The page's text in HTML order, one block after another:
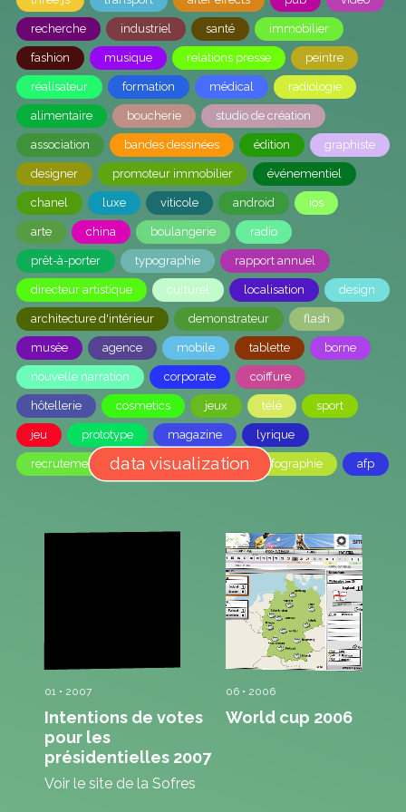
recherche industriel santé immobilier
fashion musique relations presse peintre
réalisateur formation médical radiologie
alimentaire boucherie studio de création
association bandes dessinées édition graphiste
designer promoteur immobilier événementiel
chanel luxe viticole android ios
arte china boulangerie radio
prêt-à-porter typographie rapport annuel
directeur artistique culturel localisation design
architecture d'intérieur demonstrateur flash
musée agence mobile tablette borne
nouvelle narration corporate coiffure
hôtellerie cosmetics jeux télé sport
jeu prototype magazine lyrique
recrutement data visualization infographie afp
01 • 2007
Intentions de votes
pour les
présidentielles 2007
Voir le site de la Sofres
06 • 2006
World cup 2006